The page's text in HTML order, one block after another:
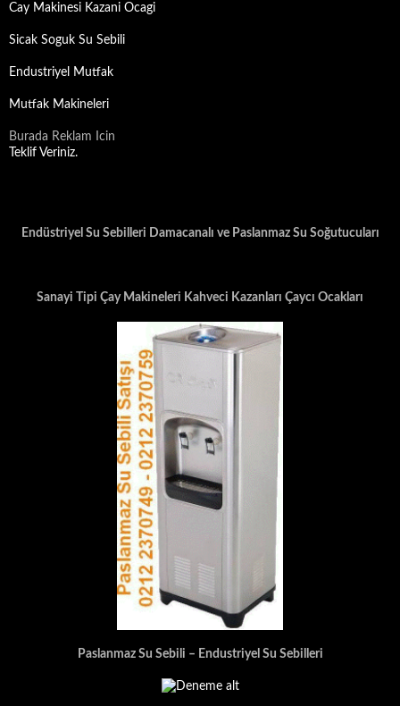
Cay Makinesi Kazani Ocagi
Sicak Soguk Su Sebili
Endustriyel Mutfak
Mutfak Makineleri
Burada Reklam Icin
Teklif Veriniz.
Endüstriyel Su Sebilleri Damacanalı ve Paslanmaz Su Soğutucuları
Sanayi Tipi Çay Makineleri Kahveci Kazanları Çaycı Ocakları
Paslanmaz Su Sebili – Endustriyel Su Sebilleri